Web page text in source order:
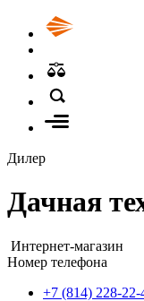
Дилер
Дачная
Интернет-магазин
Номер телефона
+7 (814) 228-22-